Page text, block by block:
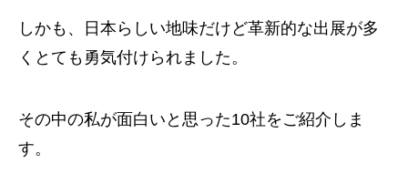
しかも、日本らしい地味だけど革新的な出展が多
くとても勇気付けられました。
その中の私が面白いと思った10社をご紹介しま
す。